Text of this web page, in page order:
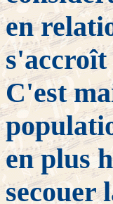
en
C'est
en plus
secouer